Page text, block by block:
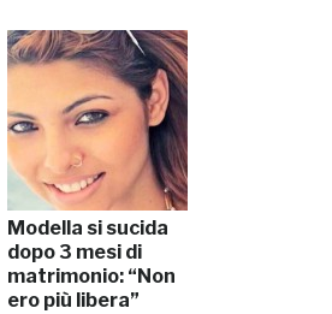
Modella si sucida
dopo 3 mesi di
matrimonio: “Non
ero più libera”